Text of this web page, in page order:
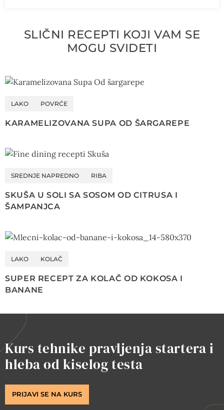
SLIČNI RECEPTI KOJI VAM SE
MOGU SVIDETI
LAKO POVRĆE
KARAMELIZOVANA SUPA OD ŠARGAREPE
SREDNJE NAPREDNO RIBA
SKUŠA U SOLI SA SOSOM OD CITRUSA I
ŠAMPANJCA
LAKO KOLAČ
SUPER RECEPT ZA KOLAČ OD KOKOSA I
BANANE
Kurs tehnike pravljenja startera i
hleba od kiselog testa
PRIJAVI SE NA KURS